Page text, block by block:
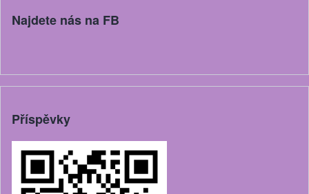
Najdete nás na FB
Příspěvky